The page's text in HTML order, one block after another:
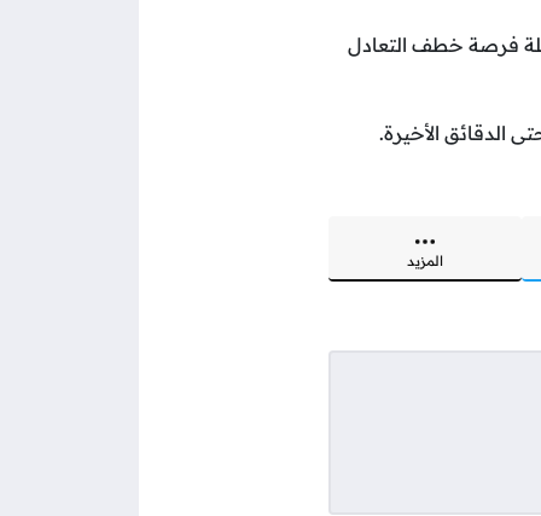
فرصة خطف التعادل
الدقائق الأخيرة.
المزيد